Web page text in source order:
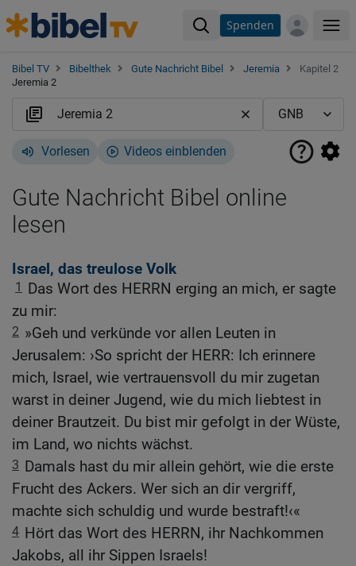
Spenden
Bibel TV Bibelthek Gute Nachricht Bibel Jeremia
Kapitel 2
Jeremia 2
Vorlesen Videos einblenden
Gute Nachricht Bibel online
lesen
Israel, das treulose Volk
1
Das Wort des HERRN erging an mich, er sagte
zu mir:
2 »Geh und verkünde vor allen Leuten in
Jerusalem: ›So spricht der HERR: Ich erinnere
mich, Israel, wie vertrauensvoll du mir zugetan
warst in deiner Jugend, wie du mich liebtest in
deiner Brautzeit. Du bist mir gefolgt in der Wüste,
im Land, wo nichts wächst.
3 Damals hast du mir allein gehört, wie die erste
Frucht des Ackers. Wer sich an dir vergriff,
machte sich schuldig und wurde bestraft!‹«
4 Hört das Wort des HERRN, ihr Nachkommen
Jakobs, all ihr Sippen Israels!